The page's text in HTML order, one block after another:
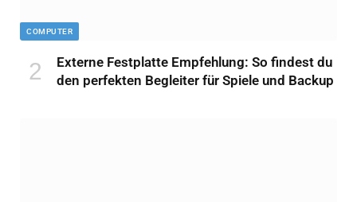
COMPUTER
Externe Festplatte Empfehlung: So findest du
den perfekten Begleiter für Spiele und Backup